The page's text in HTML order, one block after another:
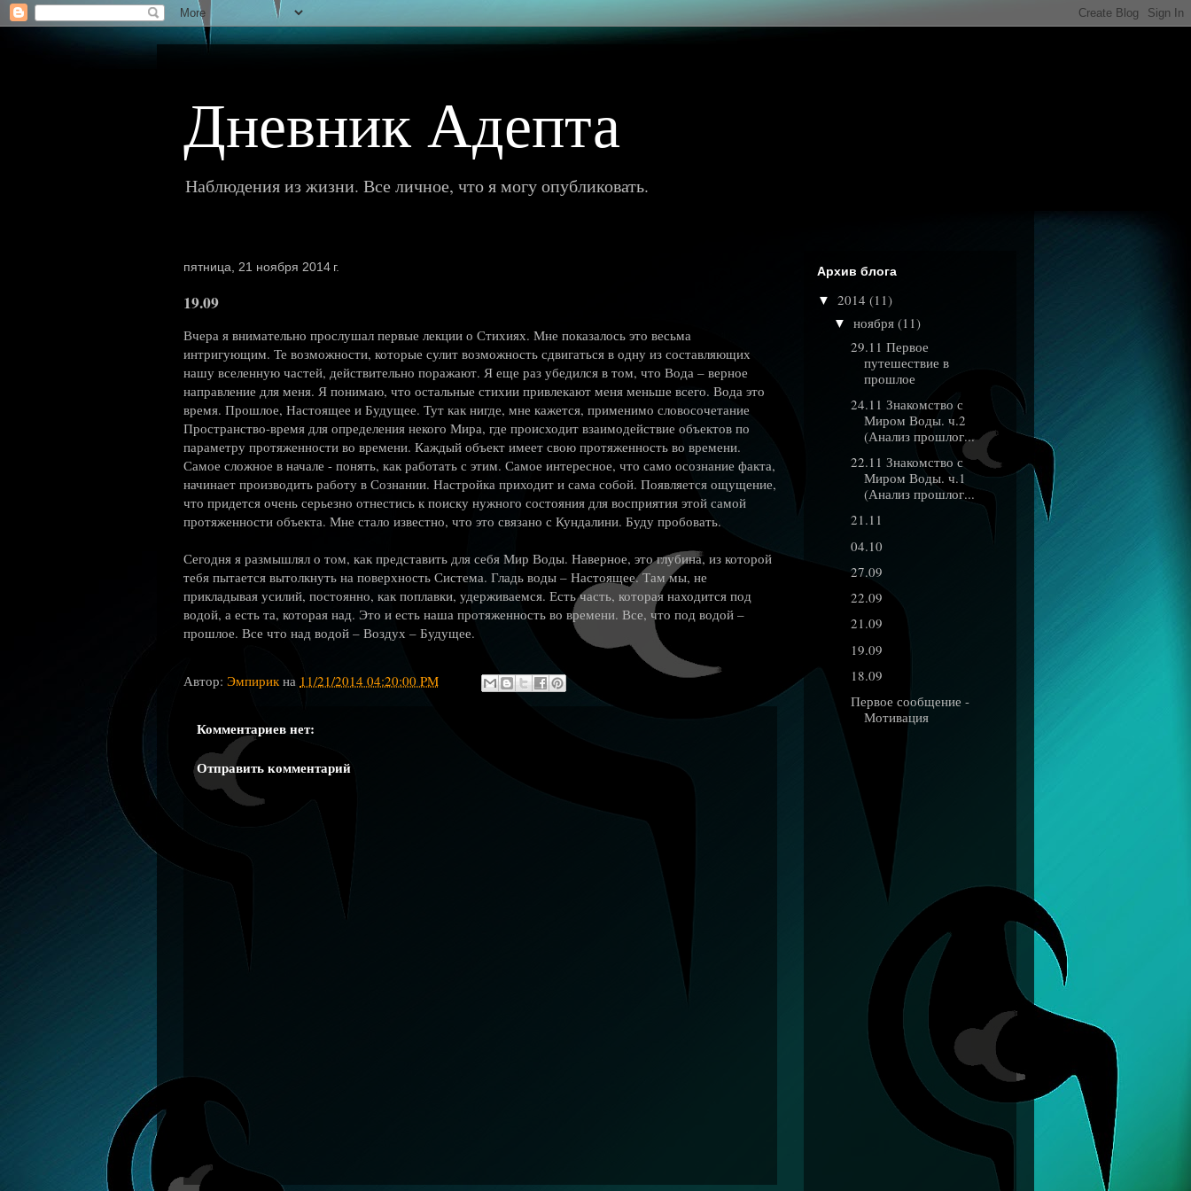
Дневник Адепта
Наблюдения из жизни. Все личное, что я могу опубликовать.
пятница, 21 ноября 2014 г.
19.09
Вчера я внимательно прослушал первые лекции о Стихиях. Мне показалось это весьма
интригующим. Те возможности, которые сулит возможность сдвигаться в одну из составляющих
нашу вселенную частей, действительно поражают. Я еще раз убедился в том, что Вода – верное
направление для меня. Я понимаю, что остальные стихии привлекают меня меньше всего. Вода это
время. Прошлое, Настоящее и Будущее. Тут как нигде, мне кажется, применимо словосочетание
Пространство-время для определения некого Мира, где происходит взаимодействие объектов по
параметру протяженности во времени. Каждый объект имеет свою протяженность во времени.
Самое сложное в начале - понять, как работать с этим. Самое интересное, что само осознание факта,
начинает производить работу в Сознании. Настройка приходит и сама собой. Появляется ощущение,
что придется очень серьезно отнестись к поиску нужного состояния для восприятия этой самой
протяженности объекта. Мне стало известно, что это связано с Кундалини. Буду пробовать.
Сегодня я размышлял о том, как представить для себя Мир Воды. Наверное, это глубина, из которой
тебя пытается вытолкнуть на поверхность Система. Гладь воды – Настоящее. Там мы, не
прикладывая усилий, постоянно, как поплавки, удерживаемся. Есть часть, которая находится под
водой, а есть та, которая над. Это и есть наша протяженность во времени. Все, что под водой –
прошлое. Все что над водой – Воздух – Будущее.
Автор: Эмпирик на 11/21/2014 04:20:00 PM
Комментариев нет:
Отправить комментарий
Архив блога
▼ 2014 (11)
▼ ноября (11)
29.11 Первое
путешествие в
прошлое
24.11 Знакомство с
Миром Воды. ч.2
(Анализ прошлог...
22.11 Знакомство с
Миром Воды. ч.1
(Анализ прошлог...
21.11
04.10
27.09
22.09
21.09
19.09
18.09
Первое сообщение -
Мотивация